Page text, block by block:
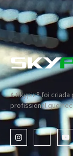
A Skypix® foi criada
profissional que